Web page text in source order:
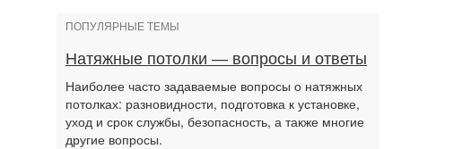
ПОПУЛЯРНЫЕ ТЕМЫ
Натяжные потолки — вопросы и ответы
Наиболее часто задаваемые вопросы о натяжных
потолках: разновидности, подготовка к установке,
уход и срок службы, безопасность, а также многие
другие вопросы.